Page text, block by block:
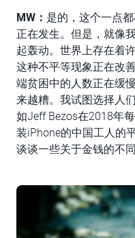
MW ： 是的，这个一点
正在发生。但是，就像
起轰动。世界上存在着
这种不平等现象正在改
端贫困中的人数正在缓
来越糟。我试图选择人
如Jeff Bezos在2018年
装iPhone的中国工人的
谈谈一些关于金钱的不同